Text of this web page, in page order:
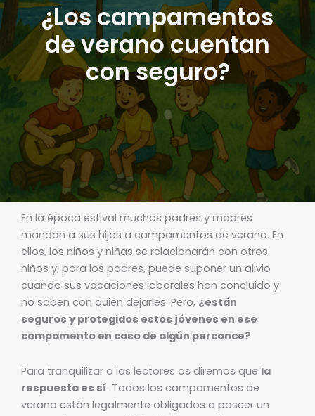
¿Los campamentos
de verano cuentan
con seguro?
En la época estival muchos padres y madres
mandan a sus hijos a campamentos de verano. En
ellos, los niños y niñas se relacionarán con otros
niños y, para los padres, puede suponer un alivio
cuando sus vacaciones laborales han concluido y
no saben con quién dejarles. Pero, ¿están
seguros y protegidos estos jóvenes en ese
campamento en caso de algún percance?
Para tranquilizar a los lectores os diremos que la
respuesta es sí. Todos los campamentos de
verano están legalmente obligados a poseer un